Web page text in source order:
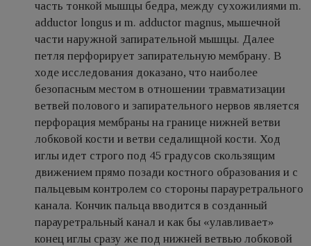
часть тонкой мышцы бедра, между сухожилиями m.
adductor longus и m. adductor magnus, мышечной
части наружной запирательной мышцы. Далее
петля перфорирует запирательную мембрану. В
ходе исследования доказано, что наиболее
безопасным местом в отношении травматизации
ветвей полового и запирательного нервов является
перфорация мембраны на границе нижней ветви
лобковой кости и ветви седалищной кости. Ход
иглы идет строго под 45 градусов скользящим
движением прямо позади костного образования и с
пальцевым контролем со стороны парауретрального
канала. Кончик пальца вводится в созданный
парауретральный канал и как бы «улавливает»
конец иглы сразу же под нижней ветвью лобковой